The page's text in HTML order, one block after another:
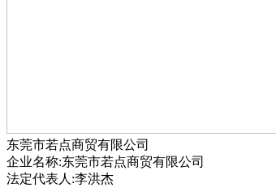
东莞市若点商贸有限公司
企业名称:东莞市若点商贸有限公司
法定代表人:李洪杰